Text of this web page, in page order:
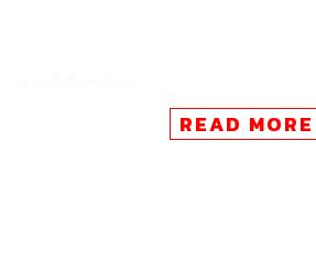
Tesla มาที่ประเทศไทยแล้ว! เคาะ
ม 1.959 ล้านบาท และ Model 3 เ
READ MORE